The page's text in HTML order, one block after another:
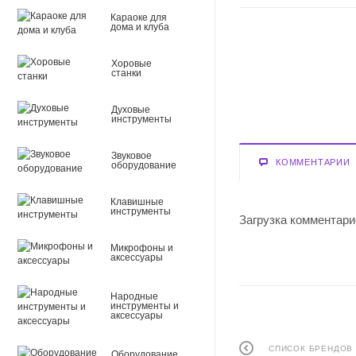
Караоке для
дома и клуба
Хоровые
станки
Духовые
инструменты
Звуковое
оборудование
Клавишные
инструменты
Микрофоны и
аксессуары
Народные
инструменты и
аксессуары
КОММЕНТАРИИ
Загрузка
СПИСОК БРЕНДОВ